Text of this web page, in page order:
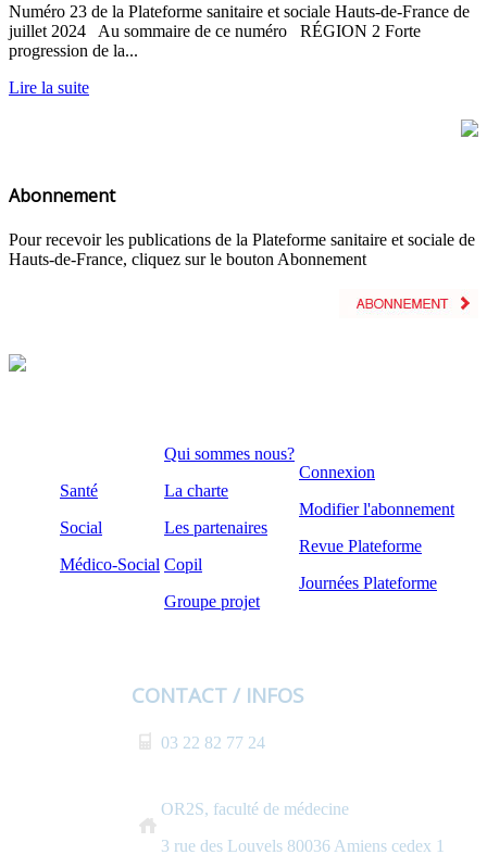
Numéro 23 de la Plateforme sanitaire et sociale Hauts-de-France de
juillet 2024 Au sommaire de ce numéro RÉGION 2 Forte
progression de la...
Lire la suite
Abonnement
Pour recevoir les publications de la Plateforme sanitaire et sociale de
Hauts-de-France, cliquez sur le bouton Abonnement
Santé
Social
Médico-Social
Qui sommes nous?
La charte
Les partenaires
Copil
Groupe projet
Connexion
Modifier l'abonnement
Revue Plateforme
Journées Plateforme
CONTACT / INFOS
03 22 82 77 24
OR2S, faculté de médecine
3 rue des Louvels 80036 Amiens cedex 1